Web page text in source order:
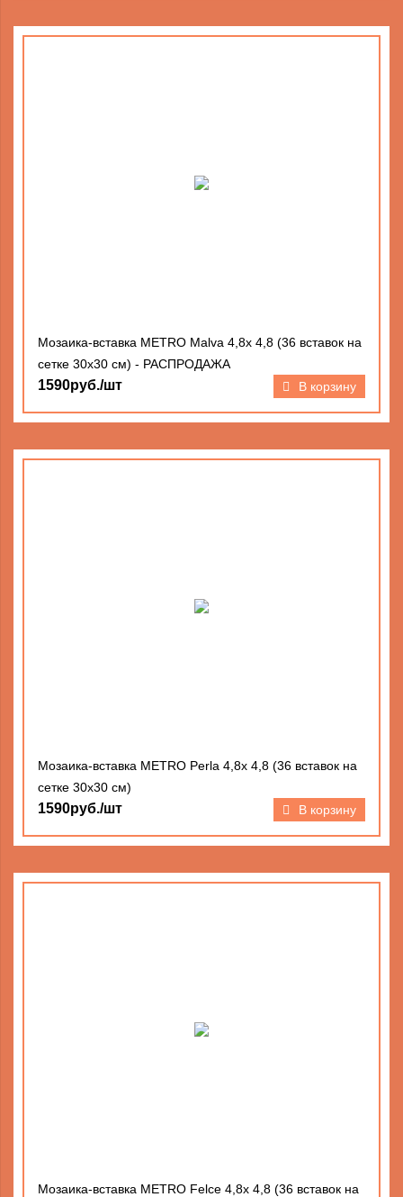
Мозаика-вставка METRO Malva 4,8х 4,8 (36 вставок на
сетке 30х30 см) - РАСПРОДАЖА
1590руб./шт В корзину
Мозаика-вставка METRO Perla 4,8х 4,8 (36 вставок на
сетке 30х30 см)
1590руб./шт В корзину
Мозаика-вставка METRO Felce 4,8х 4,8 (36 вставок на